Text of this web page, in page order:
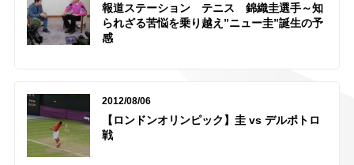
報道ステーション テニス 錦織圭選手～知
られざる苦悩を乗り越え”ニュー圭”誕生の予
感
2012/08/06
【ロンドンオリンピック】圭 vs デルポトロ
戦